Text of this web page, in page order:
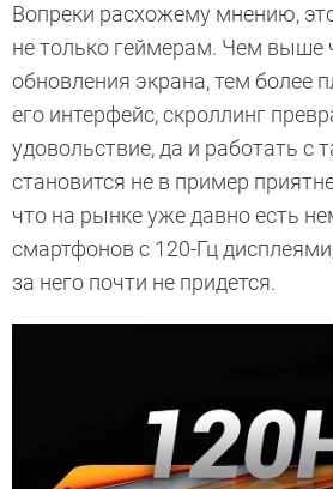
Вопреки расхожему мнению,
не только геймерам. Чем выше
обновления экрана, тем более
его интерфейс, скроллинг
удовольствие, да и работать с
становится не в пример
что на рынке уже давно есть
смартфонов с 120-Гц
за него почти не придется.